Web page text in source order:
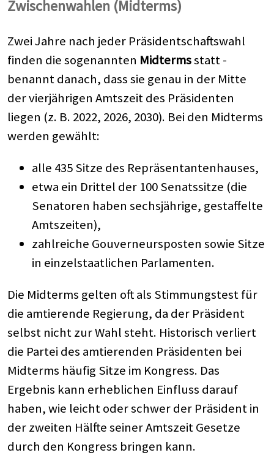
Zwischenwahlen (Midterms)
Zwei Jahre nach jeder Präsidentschaftswahl
finden die sogenannten Midtermsstatt -
benannt danach, dass sie genau in der Mitte
der vierjährigen Amtszeit des Präsidenten
liegen (z. B. 2022, 2026, 2030). Bei den Midterms
werden gewählt:
alle 435 Sitze des Repräsentantenhauses,
etwa ein Drittel der 100 Senatssitze (die
Senatoren haben sechsjährige, gestaffelte
Amtszeiten),
zahlreiche Gouverneursposten sowie Sitze
in einzelstaatlichen Parlamenten.
Die Midterms gelten oft als Stimmungstest für
die amtierende Regierung, da der Präsident
selbst nicht zur Wahl steht. Historisch verliert
die Partei des amtierenden Präsidenten bei
Midterms häufig Sitze im Kongress. Das
Ergebnis kann erheblichen Einfluss darauf
haben, wie leicht oder schwer der Präsident in
der zweiten Hälfte seiner Amtszeit Gesetze
durch den Kongress bringen kann.